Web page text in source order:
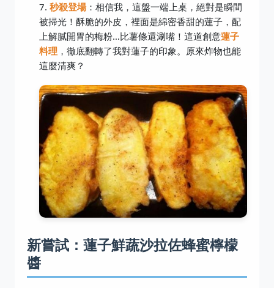
秒殺登場：相信我，這盤一端上桌，絕對是瞬間
被掃光！酥脆的外皮，裡面是綿密香甜的蓮子，配
上解膩開胃的梅粉…比薯條還涮嘴！這道創意蓮子
料理 ，徹底翻轉了我對蓮子的印象。原來炸物也能
這麼清爽？
新嘗試：蓮子鮮蔬沙拉佐蜂蜜檸檬
醬